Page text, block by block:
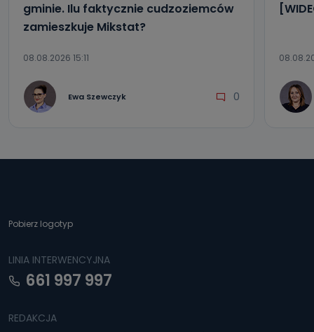
gminie. Ilu faktycznie cudzoziemców
zamieszkuje Mikstat?
08.08.2026 15:11
Ewa Szewczyk 0
Pobierz logotyp
LINIA INTERWENCYJNA
661 997 997
REDAKCJA